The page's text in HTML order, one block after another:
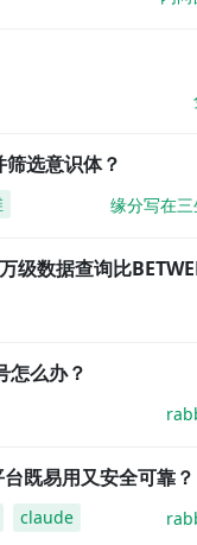
选意识体？
缘分写在
级数据查询比
么办？
既易用又安全可靠？
claude